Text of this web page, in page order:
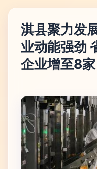
淇县聚力发
业动能强劲
企业增至8家